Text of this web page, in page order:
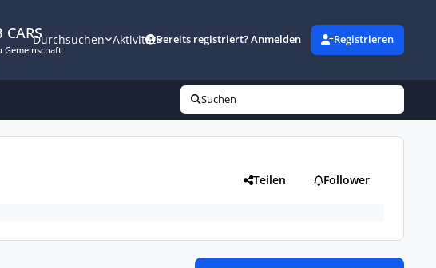
CARS
Gemeinschaft
Durchsuchen AktivitätBereits registriert? Anmelden Registrieren
Suchen
Teilen Follower